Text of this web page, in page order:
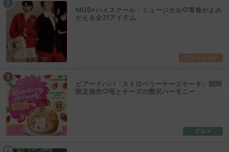
MUS×ハイスクール・ミュージカル♡青春がよみ
がえる全21アイテム
ファッション
ビアードパパ「ストロベリーチーズケーキ」期間
限定発売♡苺とチーズの贅沢ハーモニー
グルメ